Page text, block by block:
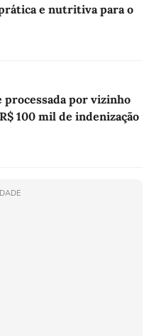
e nutritiva para o
processada por vizinho
100 mil de indenização